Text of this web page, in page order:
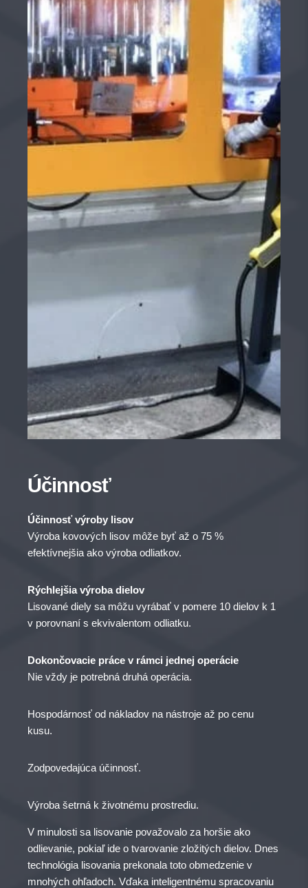
Účinnosť
Účinnosť výroby lisov
Výroba kovových lisov môže byť až o 75 %
efektívnejšia ako výroba odliatkov.
Rýchlejšia výroba dielov
Lisované diely sa môžu vyrábať v pomere 10 dielov k 1
v porovnaní s ekvivalentom odliatku.
Dokončovacie práce v rámci jednej operácie
Nie vždy je potrebná druhá operácia.
Hospodárnosť od nákladov na nástroje až po cenu
kusu.
Zodpovedajúca účinnosť.
Výroba šetrná k životnému prostrediu.
V minulosti sa lisovanie považovalo za horšie ako
odlievanie, pokiaľ ide o tvarovanie zložitých dielov. Dnes
technológia lisovania prekonala toto obmedzenie v
mnohých ohľadoch. Vďaka inteligentnému spracovaniu